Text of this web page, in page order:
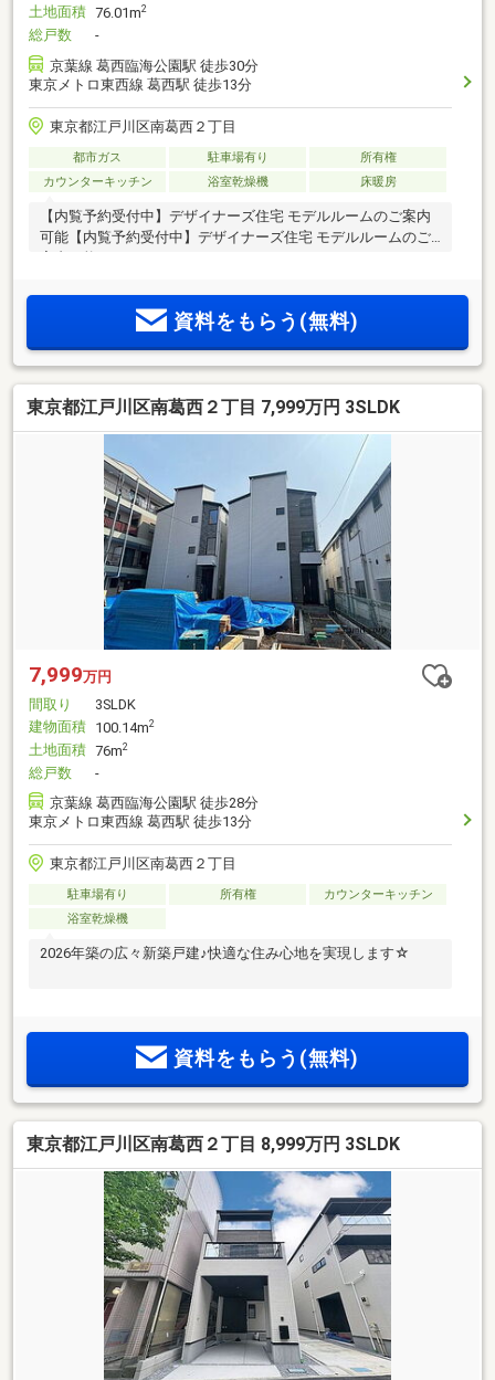
土地面積 76.01m2
総戸数
-
京葉線 葛西臨海公園駅 徒歩30分
東京メトロ東西線 葛西駅 徒歩13分
東京都江戸川区南葛西２丁目
都市ガス 駐車場有り
所有権
カウンターキッチン
浴室乾燥機 床暖房
【内覧予約受付中】デザイナーズ住宅 モデルルームのご案内
可能【内覧予約受付中】デザイナーズ住宅 モデルルームのご
資料をもらう(無料)
東京都江戸川区南葛西２丁目 7,999万円 3SLDK
7,999万円
間取り
3SLDK
建物面積 100.14m2
土地面積 76m2
総戸数
-
京葉線 葛西臨海公園駅 徒歩28分
東京メトロ東西線 葛西駅 徒歩13分
東京都江戸川区南葛西２丁目
駐車場有り 所有権
カウンターキッチン
浴室乾燥機
2026年築の広々新築戸建♪快適な住み心地を実現します☆
資料をもらう(無料)
東京都江戸川区南葛西２丁目 8,999万円 3SLDK